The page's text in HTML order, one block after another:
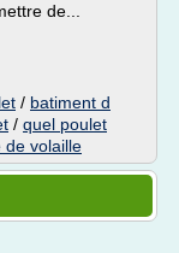
de...
/ batiment d
/ quel poulet
de volaille